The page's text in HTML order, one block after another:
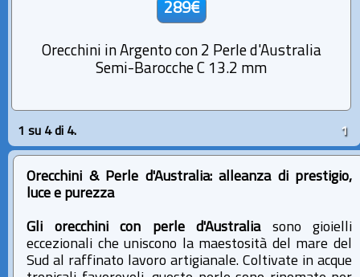
289€
Orecchini in Argento con 2 Perle d'Australia
Semi-Barocche C 13.2 mm
1 su 4 di 4. 1
Orecchini & Perle d'Australia: alleanza di prestigio,
luce e purezza
Gli orecchini con perle d'Australiasono gioielli
eccezionali che uniscono la maestosità del mare del
Sud al raffinato lavoro artigianale. Coltivate in acque